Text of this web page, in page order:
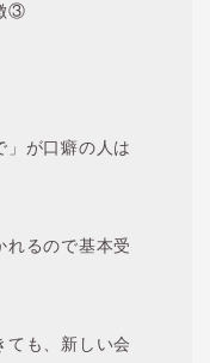
③
」が口癖の人は
れるので基本受
ても、新しい会